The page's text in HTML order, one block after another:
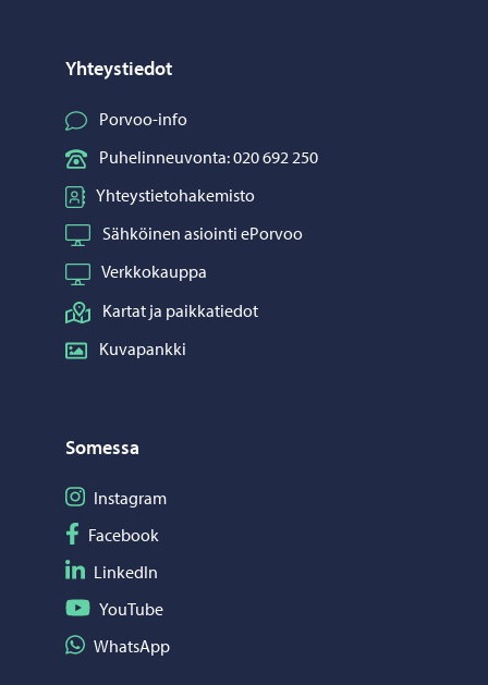
Yhteystiedot
Porvoo-info
Puhelinneuvonta: 020 692 250
Yhteystietohakemisto
Sähköinen asiointi ePorvoo
Verkkokauppa
Kartat ja paikkatiedot
Kuvapankki
Somessa
Seuraa Instagram
Instagram
Seuraa Facebook
Facebook
Seuraa LinkedIn
LinkedIn
Seuraa YouTube
YouTube
Jaa WhatsApp
WhatsApp